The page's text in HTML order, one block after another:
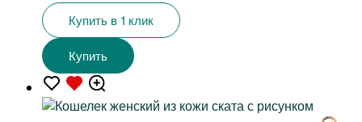
Купить в 1 клик
Купить